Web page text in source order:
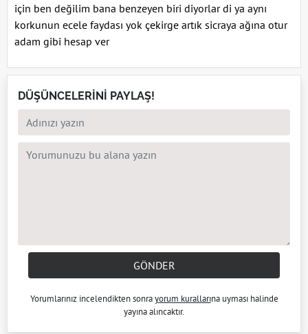
için ben değilim bana benzeyen biri diyorlar di ya aynı
korkunun ecele faydası yok çekirge artık sicraya ağına otur
adam gibi hesap ver
DÜŞÜNCELERİNİ PAYLAŞ!
GÖNDER
Yorumlarınız incelendikten sonrayorum kurallarına uyması halinde
yayına alıncaktır.